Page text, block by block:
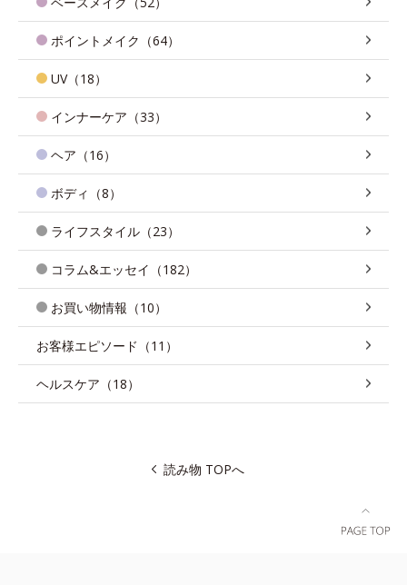
ポイントメイク（64）
UV（18）
インナーケア（33）
ヘア（16）
ボディ（8）
ライフスタイル（23）
コラム&エッセイ（182）
お買い物情報（10）
お客様エピソード（11）
ヘルスケア（18）
読み物 TOPへ